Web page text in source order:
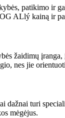
patikimo ir
ALlý kainą ir
žaidimų
nes jie
turi
mėgėjus.